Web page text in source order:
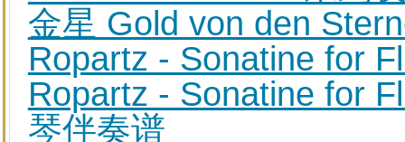
金星 Gold von den
Ropartz - Sonatine for
Ropartz - Sonatine for
琴伴奏谱